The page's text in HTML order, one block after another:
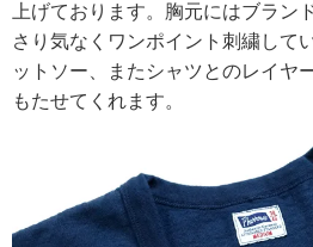
上げております。胸元にはブラン
さり気なくワンポイント刺繍して
ットソー、またシャツとのレイヤ
もたせてくれます。